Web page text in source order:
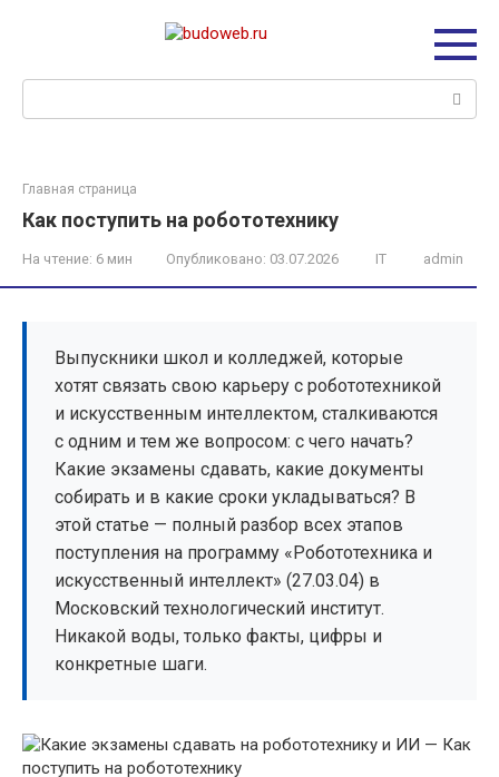
Главная страница
Как поступить на робототехнику
На чтение: 6 мин Опубликовано: 03.07.2026 IT admin
Выпускники школ и колледжей, которые
хотят связать свою карьеру с робототехникой
и искусственным интеллектом, сталкиваются
с одним и тем же вопросом: с чего начать?
Какие экзамены сдавать, какие документы
собирать и в какие сроки укладываться? В
этой статье — полный разбор всех этапов
поступления на программу «Робототехника и
искусственный интеллект» (27.03.04) в
Московский технологический институт.
Никакой воды, только факты, цифры и
конкретные шаги.